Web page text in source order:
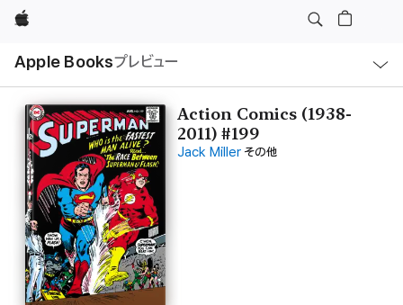
Apple
Apple Booksプレビュー
ル
Action Comics (1938-
2011) #199
Jack Miller その他